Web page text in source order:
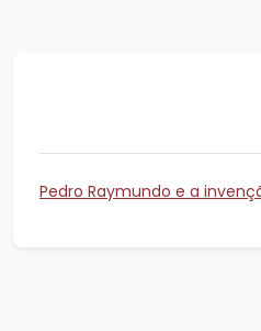
Pedro Raymundo e a